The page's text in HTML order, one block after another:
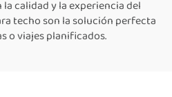
calidad y la experiencia del
techo son la solución perfecta
o viajes planificados.